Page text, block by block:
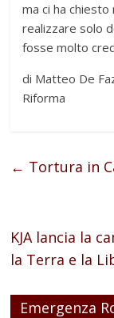
ma ci ha
realizzare solo
fosse molto
di Matteo De
Riforma
← Tortura in
KJA lancia la
la Terra e la
Emergenza